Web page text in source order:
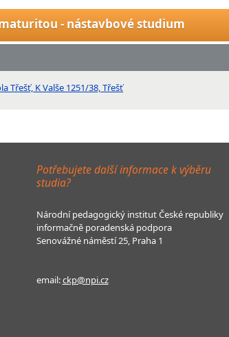
- nástavbové studium
Třešť, K Valše 1251/38, Třešť
Potřebujete další informace k výběru
studia?
Národní pedagogický institut České republiky
informačně poradenská podpora
Senovážné náměstí 25, Praha 1
email:ckp@npi.cz